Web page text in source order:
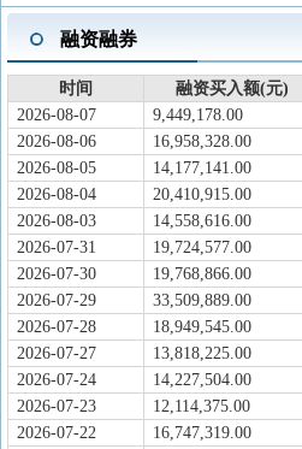
融资融券
时间 融资买入额(元)
2026-08-07
9,449,178.00
2026-08-06
16,958,328.00
2026-08-05
14,177,141.00
2026-08-04
20,410,915.00
2026-08-03
14,558,616.00
2026-07-31
19,724,577.00
2026-07-30
19,768,866.00
2026-07-29
33,509,889.00
2026-07-28
18,949,545.00
2026-07-27
13,818,225.00
2026-07-24
14,227,504.00
2026-07-23
12,114,375.00
2026-07-22
16,747,319.00